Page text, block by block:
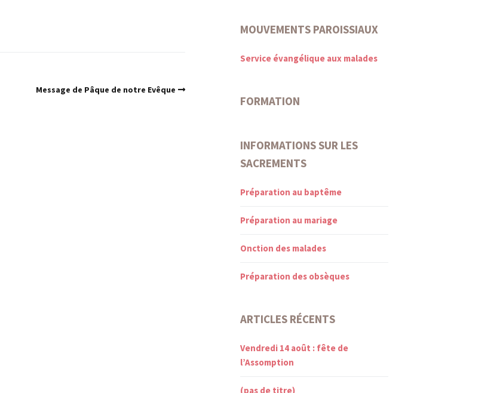
Message de Pâque de notre Evêque
MOUVEMENTS PAROISSIAUX
Service évangélique aux malades
FORMATION
INFORMATIONS SUR LES
SACREMENTS
Préparation au baptême
Préparation au mariage
Onction des malades
Préparation des obsèques
ARTICLES RÉCENTS
Vendredi 14 août : fête de
l’Assomption
(pas de titre)